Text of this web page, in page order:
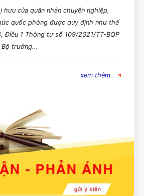
hưu của quân nhân chuyên nghiệp,
quốc phòng được quy định như thế
Điều 1 Thông tư số 109/2021/TT-BQP
trưởng...
xem thêm..